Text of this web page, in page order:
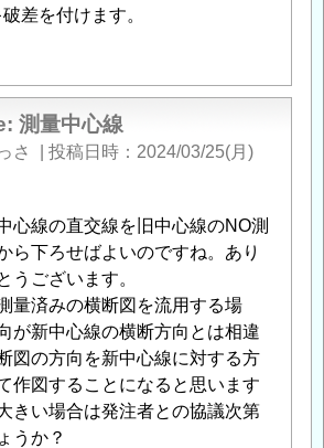
差を付けます。
測量中心線
さ 投稿日時
2024/03/25(月)
心線の直交線を旧中心線のNO測
ら下ろせばよいのですね。あり
うございます。
量済みの横断図を流用する場
が新中心線の横断方向とは相違
図の方向を新中心線に対する方
作図することになると思います
きい場合は発注者との協議次第
うか？